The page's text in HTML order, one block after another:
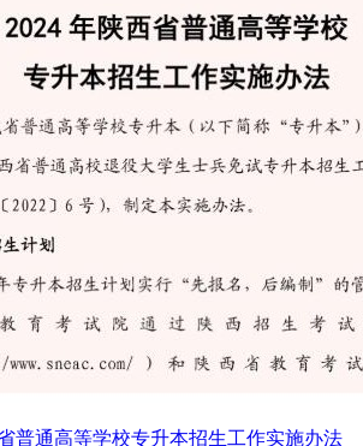
普通高等学校专升本招生工作实施办法